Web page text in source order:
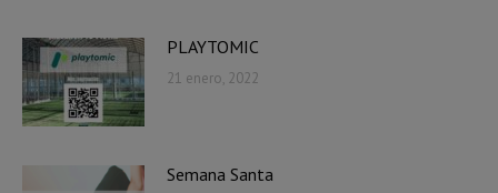
PLAYTOMIC
21 enero, 2022
Semana Santa